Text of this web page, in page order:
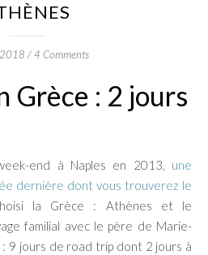
/ 4 Comments
Grèce : 2 jours
end à Naples en 2013, une
dernière dont vous trouverez le
la Grèce : Athènes et le
familial avec le père de Marie-
: 9 jours de road trip dont 2 jours à